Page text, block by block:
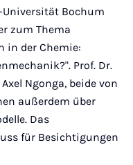
Universität Bochum
zum Thema
in der Chemie:
Prof. Dr.
Ngonga, beide von
außerdem über
Das
für Besichtigungen